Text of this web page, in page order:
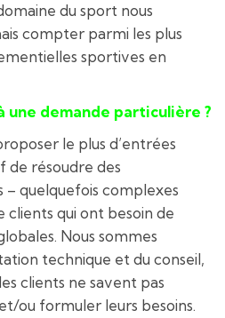
du sport nous
compter parmi les plus
sportives en
une demande particulière ?
le plus d’entrées
de résoudre des
quelquefois complexes
clients qui ont besoin de
Nous sommes
technique et du conseil,
clients ne savent pas
ou formuler leurs besoins.